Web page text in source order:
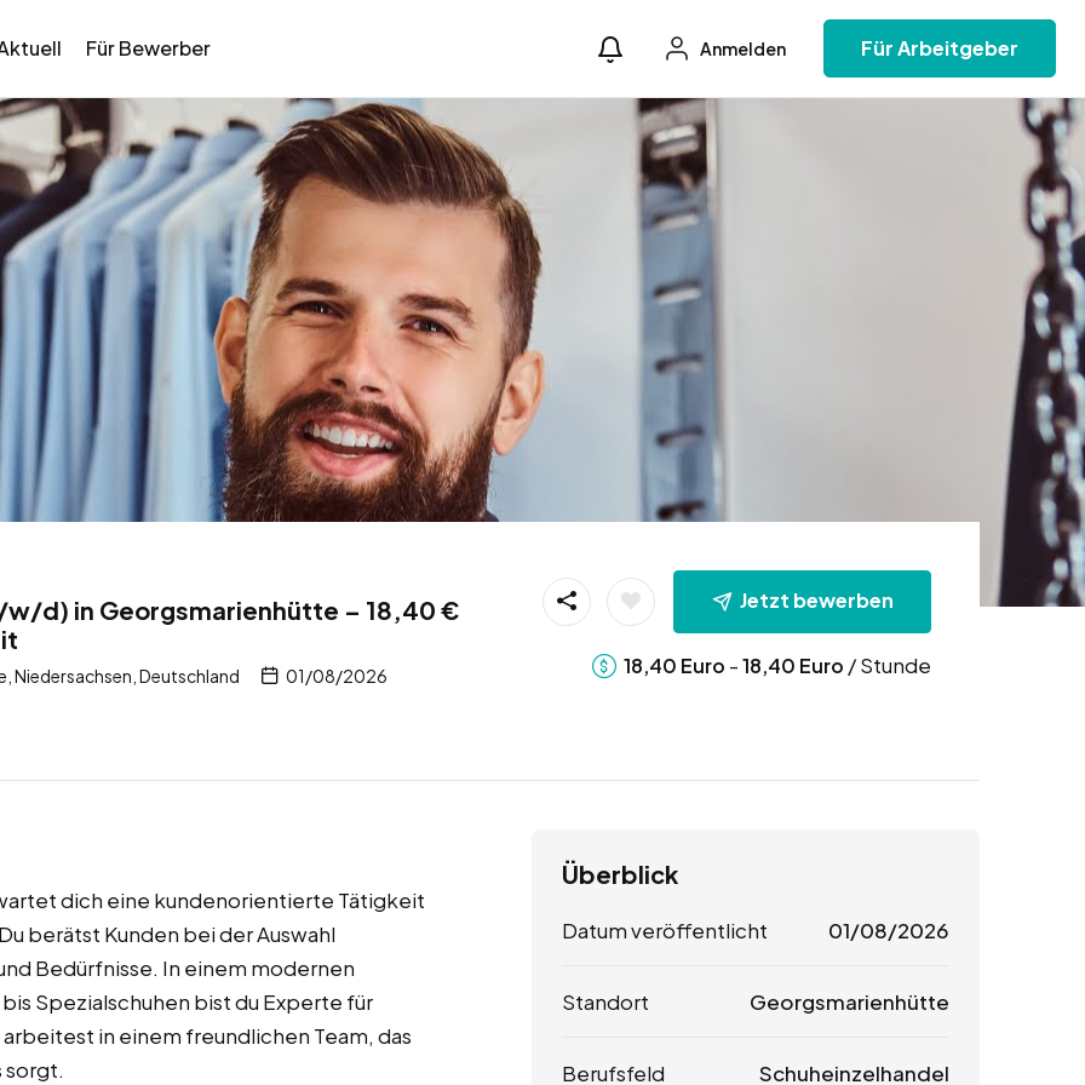
Für Bewerber Anmelden Für Arbeitgeber
d) in Georgsmarienhütte – 18,40 €
Niedersachsen, Deutschland 01/08/2026
Jetzt bewerben
18,40 Euro -18,40 Euro / Stunde
dich eine kundenorientierte Tätigkeit
berätst Kunden bei der Auswahl
Bedürfnisse. In einem modernen
Spezialschuhen bist du Experte für
in einem freundlichen Team, das
sorgt.
Überblick
Datum veröffentlicht 01/08/2026
Standort Georgsmarienhütte
Berufsfeld Schuheinzelhandel